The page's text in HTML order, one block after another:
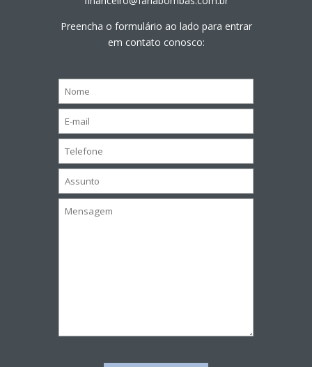
Preencha o formulário ao lado para entrar
em contato conosco: